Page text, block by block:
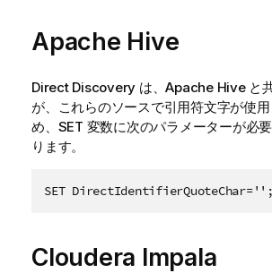
Apache Hive
Direct Discovery は、Apache Hiveと
が、これらのソースで引用符文字が使
め、SET 変数に次のパラメーターが必
ります。
SET DirectIdentifierQuoteChar='';
Cloudera Impala